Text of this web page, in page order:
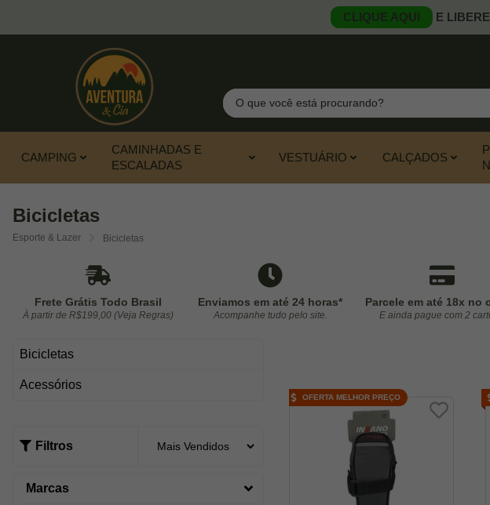
CLIQUE AQUI E
Pesquisar
CAMPING
CAMINHADAS E
ESCALADAS
VESTUÁRIO CALÇADOS
Bicicletas
Esporte & Lazer Bicicletas
Frete Grátis Todo Brasil
À partir de R$199,00 (Veja Regras)
Enviamos em até 24 horas*
Acompanhe tudo pelo site.
Parcele em até 18x no
E ainda pague com 2
Bicicletas
Acessórios
Filtros
Marcas
OFERTA MELHOR PREÇO